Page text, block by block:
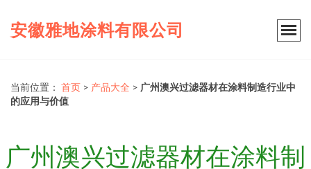
安徽雅地涂料有限公司
当前位置： 首页 > 产品大全 > 广州澳兴过滤器材在涂料制造行业中
的应用与价值
广州澳兴过滤器材在涂料制